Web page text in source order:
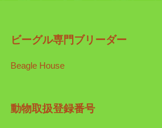
ビーグル専門ブリーダー
Beagle House
動物取扱登録番号